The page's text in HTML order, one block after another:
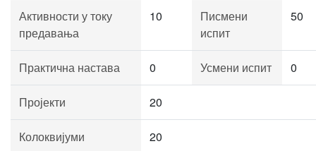
Активности у току
предавања
10
Писмени
испит
50
Практична настава 0 Усмени испит 0
Пројекти 20
Колоквијуми 20